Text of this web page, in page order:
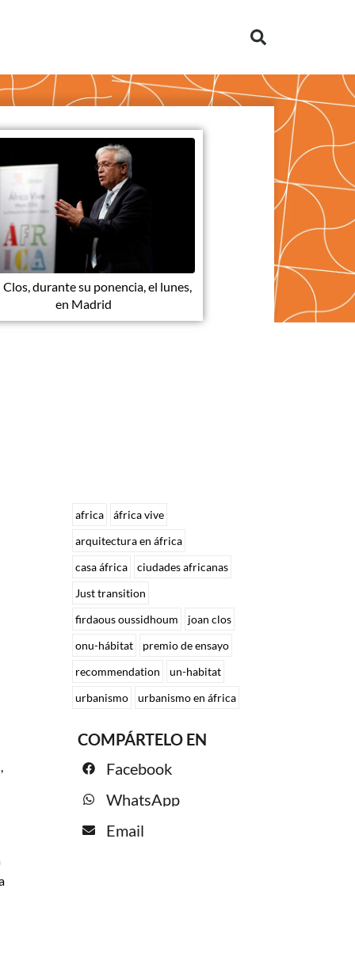
Clos, durante su ponencia, el lunes,
en Madrid
africa
áfrica vive
arquitectura en áfrica
casa áfrica
ciudades africanas
Just transition
firdaous oussidhoum
joan clos
onu-hábitat
premio de ensayo
recommendation
un-habitat
urbanismo
urbanismo en áfrica
COMPÁRTELO EN
Facebook
WhatsApp
Email